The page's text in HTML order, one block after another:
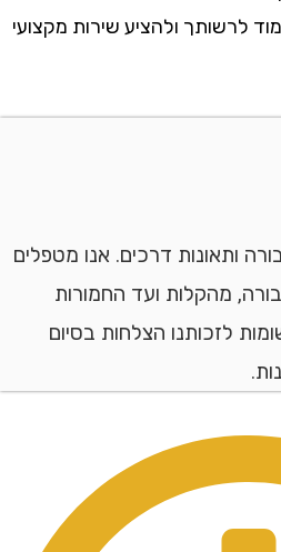
ולהציע שירות מקצועי
דרכים. אנו מטפלים
מהקלות ועד החמורות
הצלחות בסיום